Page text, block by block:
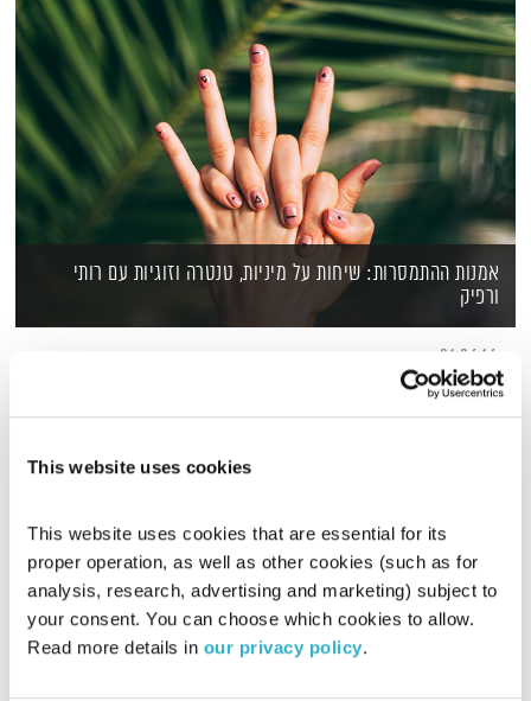
This website uses cookies
This website uses cookies that are essential for its
proper operation, as well as other cookies (such as for
analysis, research, advertising and marketing) subject to
your consent. You can choose which cookies to allow.
Read more details in our privacy policy.
אמנות ההתמסרות: שיחות על מיניות, טנטרה וזוגיות עם רותי
ורפיק
01:06:16
כולם מדברים על ההבטחה שטמונה במיניות הטנטרית אך מעטים
הם אלה שמתמסרים וליציאה מאיזור הנוחות המיני שהתרגול הזה
המקומות הכי אינטימיים שלהם כדי לעוף גבוה יותר יחד. מנסיוננו,